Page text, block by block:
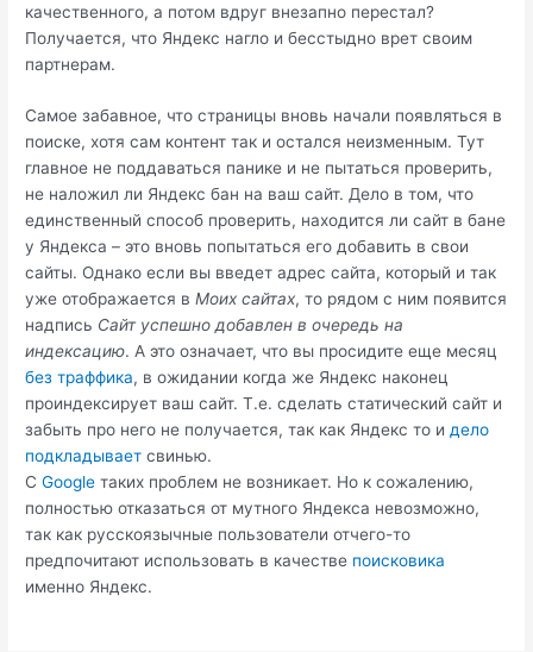
качественного, а потом вдруг внезапно перестал?
Получается, что Яндекс нагло и бесстыдно врет своим
партнерам.
Самое забавное, что страницы вновь начали появляться в
поиске, хотя сам контент так и остался неизменным. Тут
главное не поддаваться панике и не пытаться проверить,
не наложил ли Яндекс бан на ваш сайт. Дело в том, что
единственный способ проверить, находится ли сайт в бане
у Яндекса – это вновь попытаться его добавить в свои
сайты. Однако если вы введет адрес сайта, который и так
уже отображается вМоих сайтах, то рядом с ним появится
надпись Сайт успешно добавлен в очередь на
индексацию. А это означает, что вы просидите еще месяц
без траффика, в ожидании когда же Яндекс наконец
проиндексирует ваш сайт. Т.е. сделать статический сайт и
забыть про него не получается, так как Яндекс то идело
подкладывает свинью.
СGoogle таких проблем не возникает. Но к сожалению,
полностью отказаться от мутного Яндекса невозможно,
так как русскоязычные пользователи отчего-то
предпочитают использовать в качестве поисковика
именно Яндекс.